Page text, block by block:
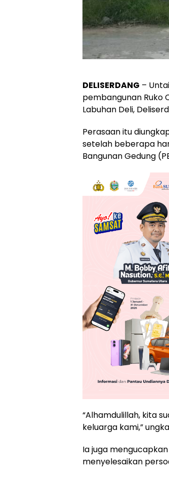
DELISERDANG –
pembangunan Ruko
Labuhan Deli,
Perasaan itu
setelah beberapa
Bangunan Gedung
“Alhamdulillah, kita
keluarga kami,”
Ia juga
menyelesaikan